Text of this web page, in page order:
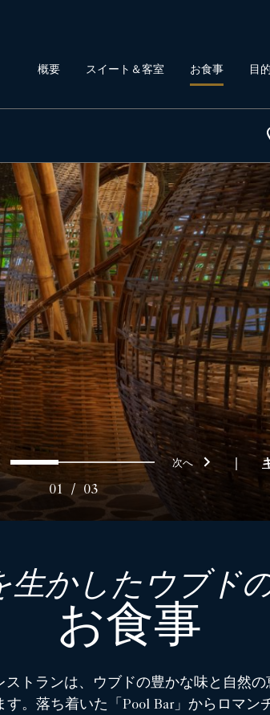
概要 スイート＆客室 お食事 目
0 1 2 次へ
01 / 03
生かしたウブド
お食事
トランは、ウブドの豊かな味と自然
。落ち着いた「Pool Bar」からロマ